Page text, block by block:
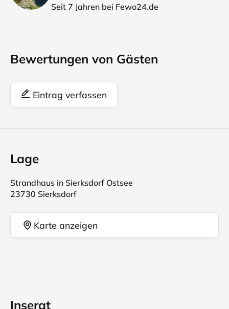
Seit 7 Jahren bei Fewo24.de
Bewertungen von Gästen
Eintrag verfassen
Lage
Strandhaus in Sierksdorf Ostsee
23730 Sierksdorf
Karte anzeigen
Inserat